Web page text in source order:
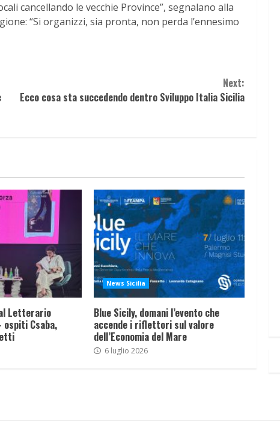
cancellando le vecchie Province”, segnalano alla
“Si organizzi, sia pronta, non perda l’ennesimo
Next:
Ecco cosa sta succedendo dentro Sviluppo Italia Sicilia
Letterario
ospiti Csaba,
News Sicilia
Blue Sicily, domani l’evento che
accende i riflettori sul valore
dell’Economia del Mare
6 luglio 2026